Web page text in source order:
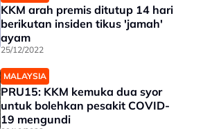
KKM arah premis ditutup 14 hari
berikutan insiden tikus 'jamah'
ayam
25/12/2022
MALAYSIA
PRU15: KKM kemuka dua syor
untuk bolehkan pesakit COVID-
19 mengundi